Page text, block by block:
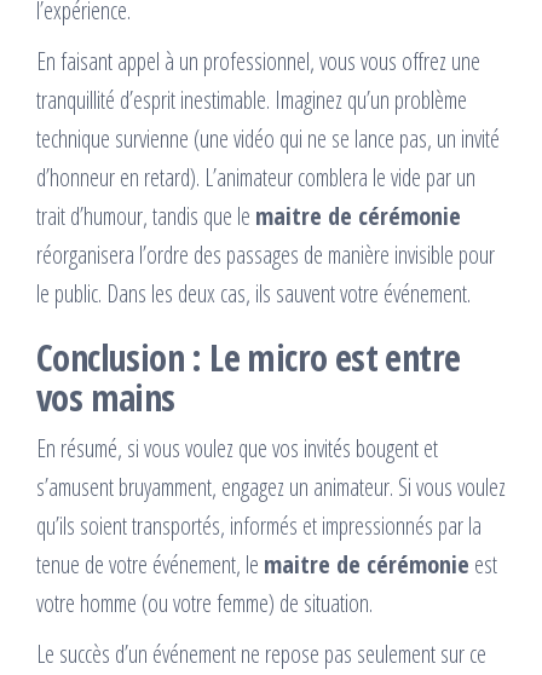
l’expérience.
En faisant appel à un professionnel, vous vous offrez une
tranquillité d’esprit inestimable. Imaginez qu’un problème
technique survienne (une vidéo qui ne se lance pas, un invité
d’honneur en retard). L’animateur comblera le vide par un
trait d’humour, tandis que le maitre de cérémonie
réorganisera l’ordre des passages de manière invisible pour
le public. Dans les deux cas, ils sauvent votre événement.
Conclusion : Le micro est entre
vos mains
En résumé, si vous voulez que vos invités bougent et
s’amusent bruyamment, engagez un animateur. Si vous voulez
qu’ils soient transportés, informés et impressionnés par la
tenue de votre événement, le maitre de cérémonie est
votre homme (ou votre femme) de situation.
Le succès d’un événement ne repose pas seulement sur ce